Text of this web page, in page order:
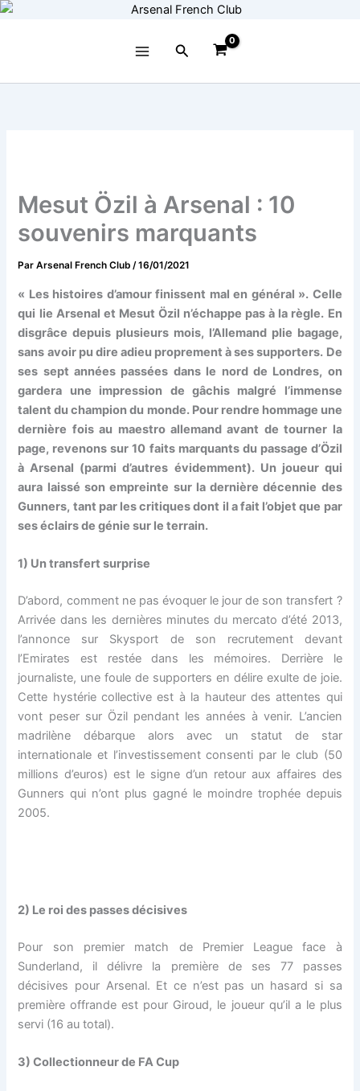
Aller
Rechercher
Mesut Özil à Arsenal : 10
souvenirs marquants
ParArsenal French Club/16/01/2021
« Les histoires d’amour finissent mal en général ». Celle
qui lie Arsenal et Mesut Özil n’échappe pas à la règle. En
disgrâce depuis plusieurs mois, l’Allemand plie bagage,
sans avoir pu dire adieu proprement à ses supporters. De
ses sept années passées dans le nord de Londres, on
gardera une impression de gâchis malgré l’immense
talent du champion du monde. Pour rendre hommage une
dernière fois au maestro allemand avant de tourner la
page, revenons sur 10 faits marquants du passage d’Özil
à Arsenal (parmi d’autres évidemment). Un joueur qui
aura laissé son empreinte sur la dernière décennie des
Gunners, tant par les critiques dont il a fait l’objet que par
ses éclairs de génie sur le terrain.
1) Un transfert surprise
D’abord, comment ne pas évoquer le jour de son transfert ?
Arrivée dans les dernières minutes du mercato d’été 2013,
l’annonce sur Skysport de son recrutement devant
l’Emirates est restée dans les mémoires. Derrière le
journaliste, une foule de supporters en délire exulte de joie.
Cette hystérie collective est à la hauteur des attentes qui
vont peser sur Özil pendant les années à venir. L’ancien
madrilène débarque alors avec un statut de star
internationale et l’investissement consenti par le club (50
millions d’euros) est le signe d’un retour aux affaires des
Gunners qui n’ont plus gagné le moindre trophée depuis
2005.
2) Le roi des passes décisives
Pour son premier match de Premier League face à
Sunderland, il délivre la première de ses 77 passes
décisives pour Arsenal. Et ce n’est pas un hasard si sa
première offrande est pour Giroud, le joueur qu’il a le plus
servi (16 au total).
3) Collectionneur de FA Cup